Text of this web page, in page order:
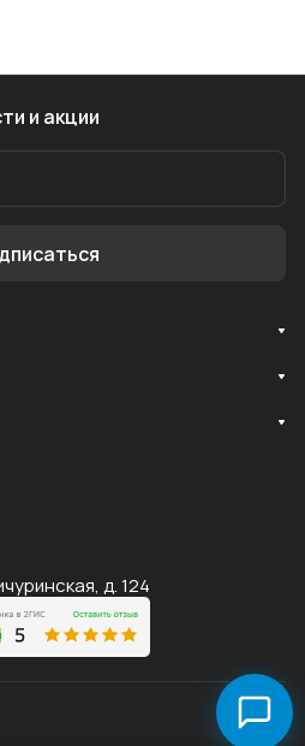
и акции
д. 124